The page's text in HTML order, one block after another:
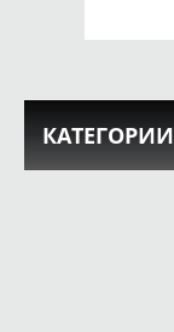
КАТЕГОРИИ